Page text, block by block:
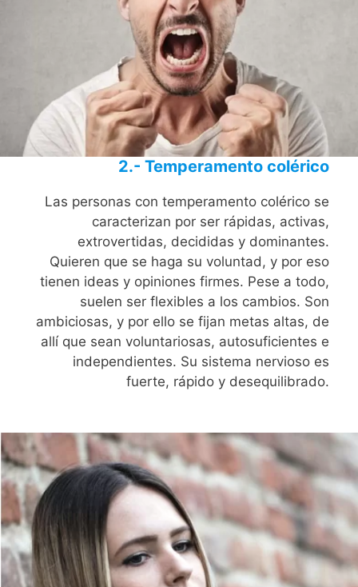
2.- Temperamento colérico
Las personas con temperamento colérico se
caracterizan por ser rápidas, activas,
extrovertidas, decididas y dominantes.
Quieren que se haga su voluntad, y por eso
tienen ideas y opiniones firmes. Pese a todo,
suelen ser flexibles a los cambios. Son
ambiciosas, y por ello se fijan metas altas, de
allí que sean voluntariosas, autosuficientes e
independientes. Su sistema nervioso es
fuerte, rápido y desequilibrado.